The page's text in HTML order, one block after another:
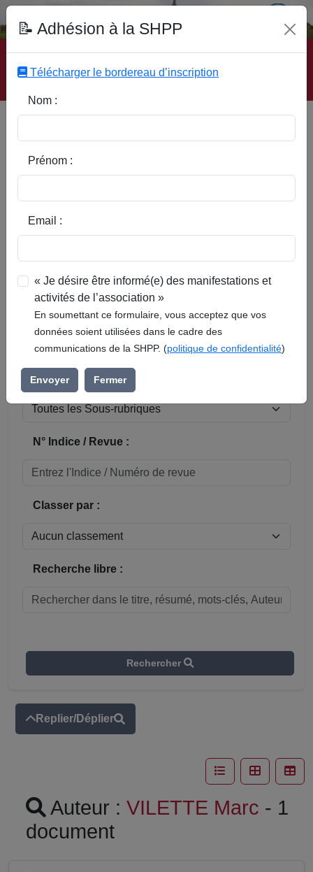
Accueil | Site SHPP | Auteurs | Editeurs | Rubriques |
Sous-Rubriques | Mots-Clefs | Contact
Réinitialiser
Sous-rubrique / Commune :
N° Indice / Revue :
Classer par :
Recherche libre :
Rechercher
Replier/Déplier
Auteur : VILETTE Marc - 1
document
📝 Adhésion à la SHPP
Télécharger le bordereau d’inscription
Nom :
Prénom :
Email :
« Je désire être informé(e) des manifestations et
activités de l’association »
En soumettant ce formulaire, vous acceptez que vos
données soient utilisées dans le cadre des
communications de la SHPP. (politique de confidentialité)
Envoyer Fermer